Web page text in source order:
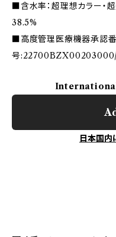
■含水率：超理想カラー・
38.5%
■高度管理医療機器承認番
号
日本国内